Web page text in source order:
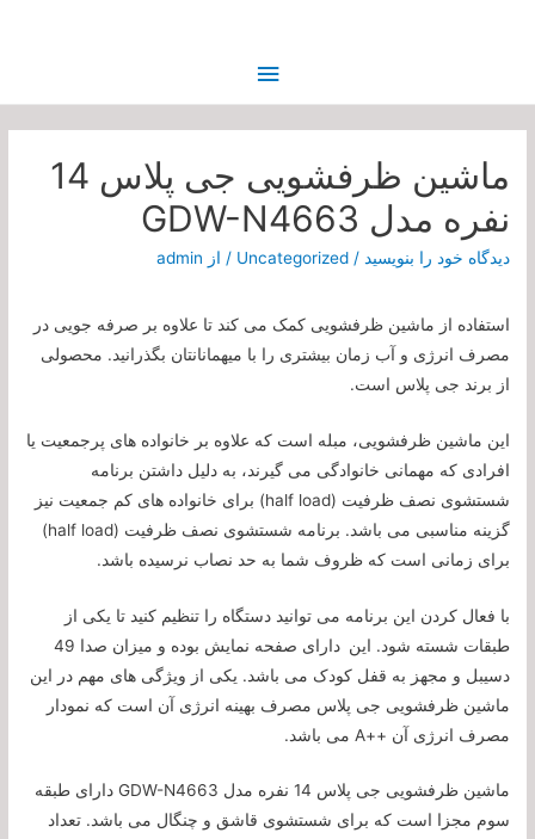
فهرست
اصلی
ماشین ظرفشویی جی پلاس 14
نفره مدل GDW-N4663
دیدگاه‌ خود را بنویسید /
Uncategorized / از admin
استفاده از ماشین ظرفشویی کمک می کند تا علاوه بر صرفه جویی در
مصرف انرژی و آب زمان بیشتری را با میهمانانتان بگذرانید. محصولی
از برند جی پلاس است.
این ماشین ظرفشویی، مبله است که علاوه بر خانواده‌ های پرجمعیت یا
افرادی که مهمانی خانوادگی می‌ گیرند، به دلیل داشتن برنامه
شستشوی نصف ظرفیت (half load) برای خانواده های کم جمعیت نیز
گزینه مناسبی می باشد. برنامه شستشوی نصف ظرفیت (half load)
برای زمانی است که ظروف شما به حد نصاب نرسیده باشد.
با فعال کردن این برنامه می توانید دستگاه را تنظیم کنید تا یکی از
طبقات شسته شود. این
دارای صفحه نمایش بوده و میزان صدا 49
دسیبل و مجهز به قفل کودک می باشد. یکی از ویژگی‌ های مهم در این
ماشین ظرفشویی جی پلاس مصرف بهینه انرژی آن است که نمودار
مصرف انرژی آن ++A می باشد.
ماشین ظرفشویی جی پلاس 14 نفره مدل GDW-N4663 دارای طبقه
سوم مجزا است که برای شستشوی قاشق و چنگال می باشد. تعداد